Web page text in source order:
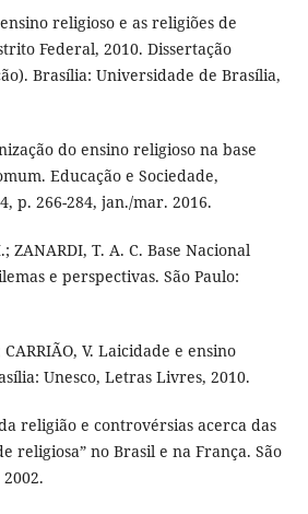
ensino religioso e as religiões de
Federal, 2010. Dissertação
Brasília: Universidade de Brasília,
do ensino religioso na base
Educação e Sociedade,
p. 266-284, jan./mar. 2016.
ZANARDI, T. A. C. Base Nacional
e perspectivas. São Paulo:
V. Laicidade e ensino
Unesco, Letras Livres, 2010.
religião e controvérsias acerca das
religiosa” no Brasil e na França. São